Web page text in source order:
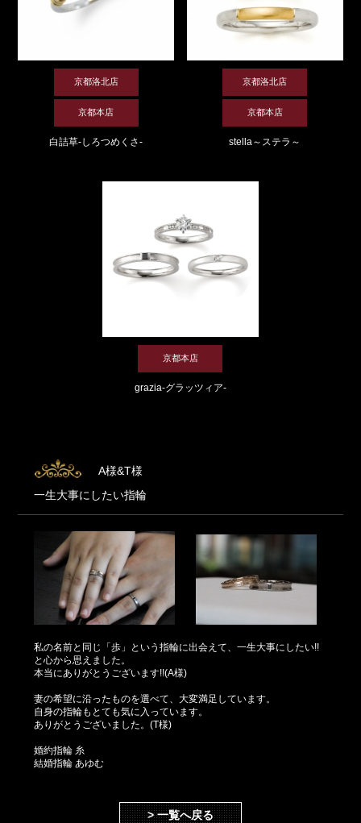
京都洛北店
京都本店
白詰草-しろつめくさ-
京都洛北店
京都本店
stella～ステラ～
京都本店
grazia-グラッツィア-
A様&T様
一生大事にしたい指輪
私の名前と同じ「歩」という指輪に出会えて、一生大事にしたい!!
と心から思えました。
本当にありがとうございます!!(A様)
妻の希望に沿ったものを選べて、大変満足しています。
自身の指輪もとても気に入っています。
ありがとうございました。(T様)
婚約指輪 糸
結婚指輪 あゆむ
> 一覧へ戻る